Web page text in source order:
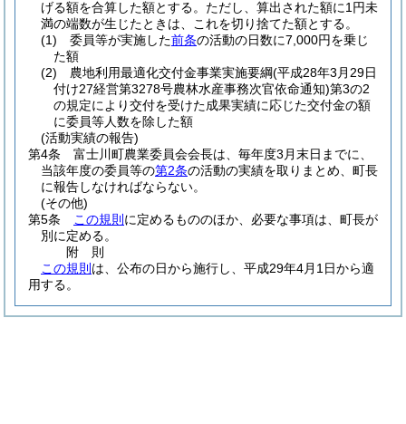
げる額を合算した額とする。 ただし、算出された額に1円未
満の端数が生じたときは、これを切り捨てた額とする。
(1)
委員等が実施した前条の活動の日数に7,000円を乗じ
た額
(2)
農地利用最適化交付金事業実施要綱(平成28年3月29日
付け27経営第3278号農林水産事務次官依命通知)第3の2
の規定により交付を受けた成果実績に応じた交付金の額
に委員等人数を除した額
(活動実績の報告)
第4条
富士川町農業委員会会長は、毎年度3月末日までに、
当該年度の委員等の第2条の活動の実績を取りまとめ、町長
に報告しなければならない。
(その他)
第5条
この規則 に定めるもののほか、必要な事項は、町長が
別に定める。
附 則
この規則 は、公布の日から施行し、平成29年4月1日から適
用する。